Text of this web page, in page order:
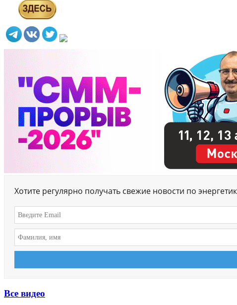
Хотите регулярно получать свежие новости по
Все видео